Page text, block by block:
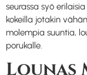
seurassa syö
kokeilla jotakin
molempia suuntia,
porukalle.